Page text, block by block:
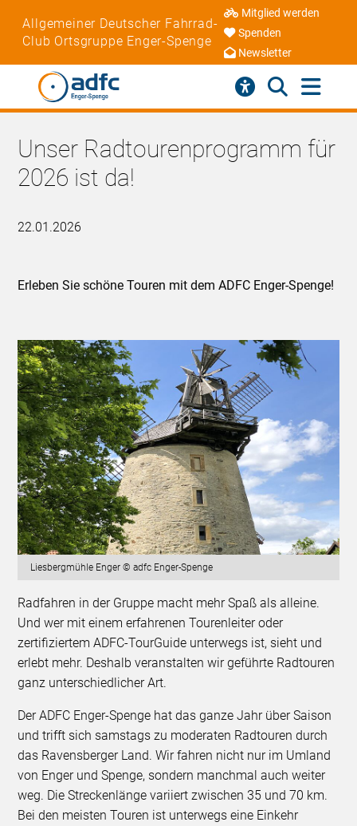
Allgemeiner Deutscher Fahrrad-
Club Ortsgruppe Enger-Spenge
Mitglied werden
Spenden
Newsletter
Unser Radtourenprogramm für
2026 ist da!
22.01.2026
Erleben Sie schöne Touren mit dem ADFC Enger-Spenge!
Liesbergmühle Enger © adfc Enger-Spenge
Radfahren in der Gruppe macht mehr Spaß als alleine.
Und wer mit einem erfahrenen Tourenleiter oder
zertifiziertem ADFC-TourGuide unterwegs ist, sieht und
erlebt mehr. Deshalb veranstalten wir geführte Radtouren
ganz unterschiedlicher Art.
Der ADFC Enger-Spenge hat das ganze Jahr über Saison
und trifft sich samstags zu moderaten Radtouren durch
das Ravensberger Land. Wir fahren nicht nur im Umland
von Enger und Spenge, sondern manchmal auch weiter
weg. Die Streckenlänge variiert zwischen 35 und 70 km.
Bei den meisten Touren ist unterwegs eine Einkehr